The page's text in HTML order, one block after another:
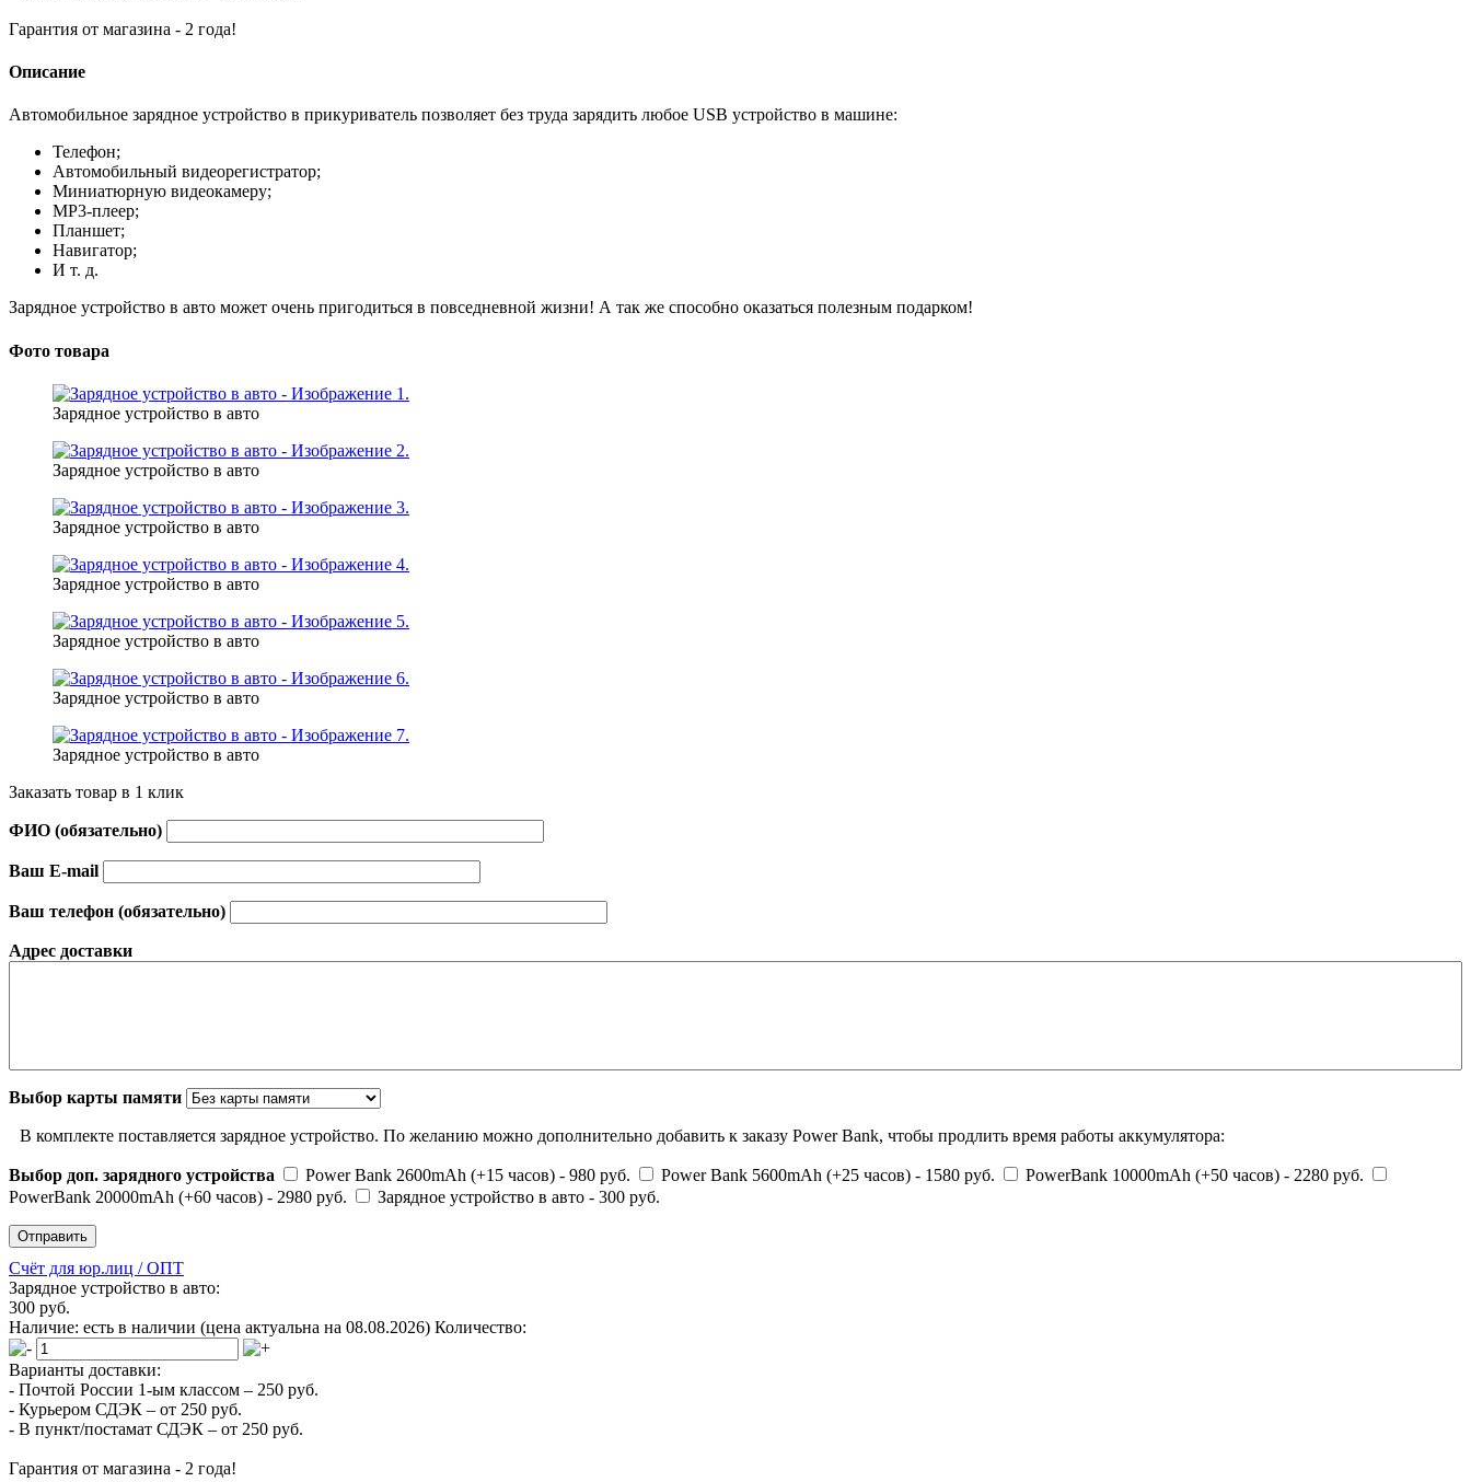
Гарантия от магазина - 2 года!
Описание
Автомобильное зарядное устройство в прикуриватель позволяет без труда зарядить любое USB устройство в машине:
Телефон;
Автомобильный видеорегистратор;
Миниатюрную видеокамеру;
MP3-плеер;
Планшет;
Навигатор;
И т. д.
Зарядное устройство в авто может очень пригодиться в повседневной жизни! А так же способно оказаться полезным подарком!
Фото товара
Зарядное устройство в авто
Зарядное устройство в авто
Зарядное устройство в авто
Зарядное устройство в авто
Зарядное устройство в авто
Зарядное устройство в авто
Зарядное устройство в авто
Заказать товар в 1 клик
ФИО (обязательно)
Ваш E-mail
Ваш телефон (обязательно)
Адрес доставки
Выбор карты памяти
В комплекте поставляется зарядное устройство. По желанию можно дополнительно добавить к заказу Power Bank, чтобы продлить время работы аккумулятора:
Выбор доп. зарядного устройства Power Bank 2600mAh (+15 часов) - 980 руб. Power Bank 5600mAh (+25 часов) - 1580 руб.
PowerBank 10000mAh (+50 часов) - 2280 руб.
PowerBank 20000mAh (+60 часов) - 2980 руб.
Зарядное устройство в авто - 300 руб.
Счёт для юр.лиц / ОПТ
Зарядное устройство в авто:
300 руб.
Наличие: есть в наличии (цена актуальна на 08.08.2026) Количество:
Варианты доставки:
- Почтой России 1-ым классом – 250 руб.
- Курьером СДЭК – от 250 руб.
- В пункт/постамат СДЭК – от 250 руб.
Гарантия от магазина - 2 года!